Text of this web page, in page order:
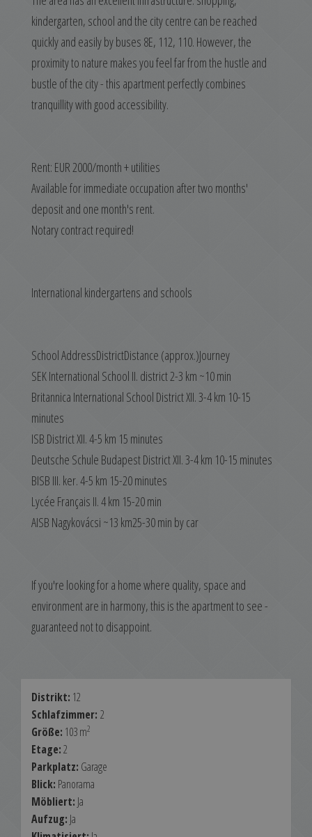
kindergarten, school and the city centre can be reached
quickly and easily by buses 8E, 112, 110. However, the
proximity to nature makes you feel far from the hustle and
bustle of the city - this apartment perfectly combines
tranquillity with good accessibility.
Rent: EUR 2000/month + utilities
Available for immediate occupation after two months'
deposit and one month's rent.
Notary contract required!
International kindergartens and schools
School AddressDistrictDistance (approx.)Journey
SEK International School II. district 2-3 km ~10 min
Britannica International School District XII. 3-4 km 10-15
minutes
ISB District XII. 4-5 km 15 minutes
Deutsche Schule Budapest District XII. 3-4 km 10-15 minutes
BISB III. ker. 4-5 km 15-20 minutes
Lycée Français II. 4 km 15-20 min
AISB Nagykovácsi ~13 km25-30 min by car
If you're looking for a home where quality, space and
environment are in harmony, this is the apartment to see -
guaranteed not to disappoint.
Distrikt: 12
Schlafzimmer: 2
Größe: 103 m2
Etage:2
Parkplatz: Garage
Blick: Panorama
Möbliert: Ja
Aufzug: Ja